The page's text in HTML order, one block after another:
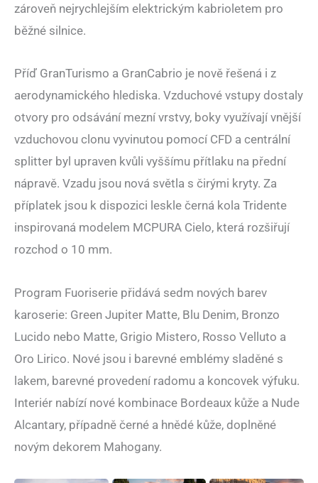
zároveň nejrychlejším elektrickým kabrioletem pro
běžné silnice.
Příď GranTurismo a GranCabrio je nově řešená i z
aerodynamického hlediska. Vzduchové vstupy dostaly
otvory pro odsávání mezní vrstvy, boky využívají vnější
vzduchovou clonu vyvinutou pomocí CFD a centrální
splitter byl upraven kvůli vyššímu přítlaku na přední
nápravě. Vzadu jsou nová světla s čirými kryty. Za
příplatek jsou k dispozici leskle černá kola Tridente
inspirovaná modelem MCPURA Cielo, která rozšiřují
rozchod o 10 mm.
Program Fuoriserie přidává sedm nových barev
karoserie: Green Jupiter Matte, Blu Denim, Bronzo
Lucido nebo Matte, Grigio Mistero, Rosso Velluto a
Oro Lirico. Nové jsou i barevné emblémy sladěné s
lakem, barevné provedení radomu a koncovek výfuku.
Interiér nabízí nové kombinace Bordeaux kůže a Nude
Alcantary, případně černé a hnědé kůže, doplněné
novým dekorem Mahogany.